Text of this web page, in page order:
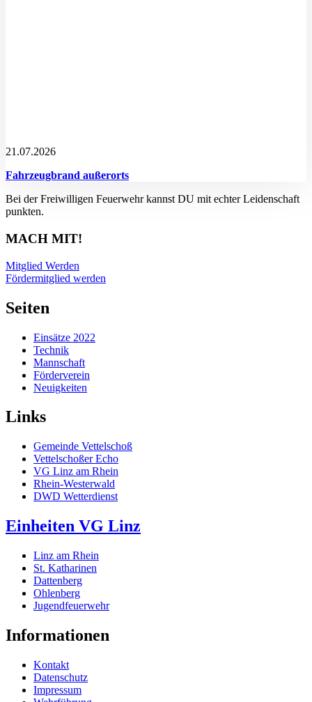
21.07.2026
Fahrzeugbrand außerorts
Bei der Freiwilligen Feuerwehr kannst DU mit echter Leidenschaft
punkten.
MACH MIT!
Mitglied Werden
Fördermitglied werden
Seiten
Einsätze 2022
Technik
Mannschaft
Förderverein
Neuigkeiten
Links
Gemeinde Vettelschoß
Vettelschoßer Echo
VG Linz am Rhein
Rhein-Westerwald
DWD Wetterdienst
Einheiten VG Linz
Linz am Rhein
St. Katharinen
Dattenberg
Ohlenberg
Jugendfeuerwehr
Informationen
Kontakt
Datenschutz
Impressum